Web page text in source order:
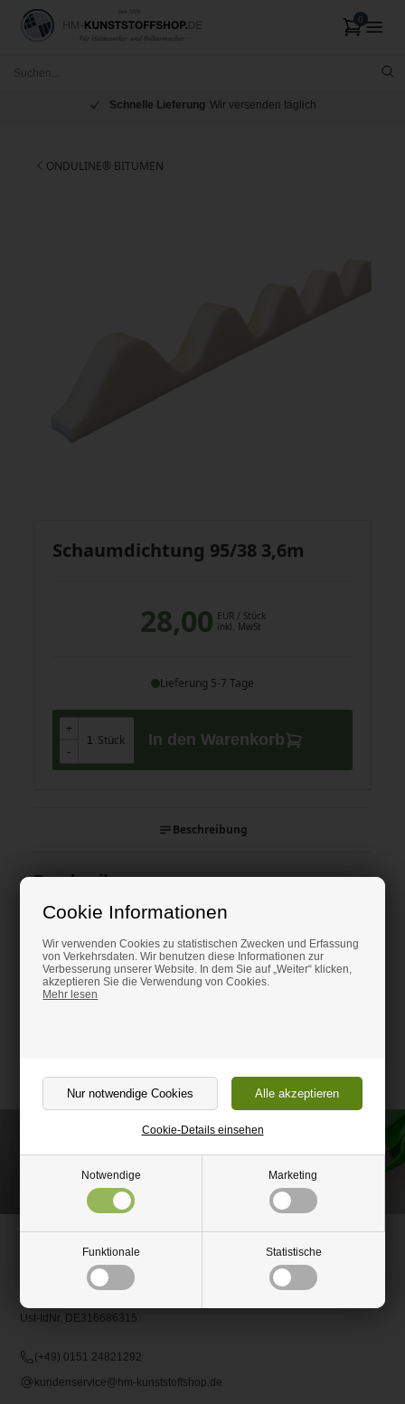
Cookie Informationen
Wir verwenden Cookies zu statistischen Zwecken und Erfassung
von Verkehrsdaten. Wir benutzen diese Informationen zur
Verbesserung unserer Website. In dem Sie auf „Weiter“ klicken,
akzeptieren Sie die Verwendung von Cookies.
Mehr lesen
Notwendige Marketing
Funktionale Statistische
Cookie-Details einsehen
Schnelle Lieferung Wir versenden täglich
ONDULINE® BITUMEN
Schaumdichtung 95/38 3,6m
28,00 EUR/ Stück
inkl. MwSt
Lieferung 5-7 Tage
+
-
Stück
+
-
In den Warenkorb
Beschreibung
Beschreibung
dass Frost, Schnee oder Laub unter dem Dach eindringen.
Die Klötze werden auf die unterste Leiste unter der Platte gelegt.
Wenn das Dach eine Schräge hat, werden die Klötze zu erst auf die
Platte unter dem First angebracht.
(+49) 0151 24821292
47059 Duisburg
Ust-IdNr. DE316686315
(+49) 0151 24821292
kundenservice@hm-kunststoffshop.de